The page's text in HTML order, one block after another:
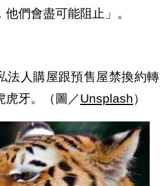
們會盡可能阻止」。
法人購屋跟預售屋禁換約轉
虎牙。（圖／Unsplash）